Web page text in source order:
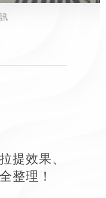
提效果、
整理！